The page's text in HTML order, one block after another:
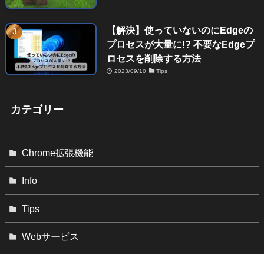
【解決】使っていないのにEdgeの
プロセスが大量に!? 不要なEdgeプ
ロセスを削除する方法
2023/09/10 Tips
カテゴリー
Chrome拡張機能
Info
Tips
Webサービス